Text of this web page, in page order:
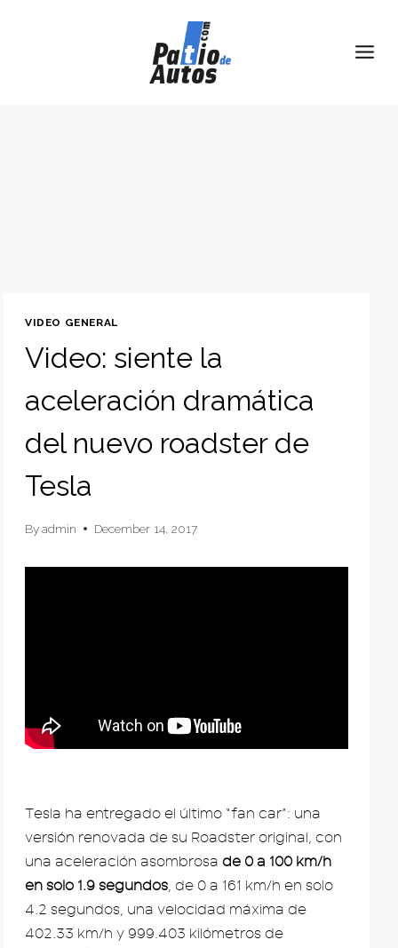
VIDEO GENERAL
Video: siente la
aceleración dramática
del nuevo roadster de
Tesla
Byadmin December 14, 2017
Tesla ha entregado el último “fan car”: una
versión renovada de su Roadster original, con
una aceleración asombrosa de 0 a 100 km/h
en solo 1.9 segundos , de 0 a 161 km/h en solo
4.2 segundos, una velocidad máxima de
402.33 km/h y 999.403 kilómetros de